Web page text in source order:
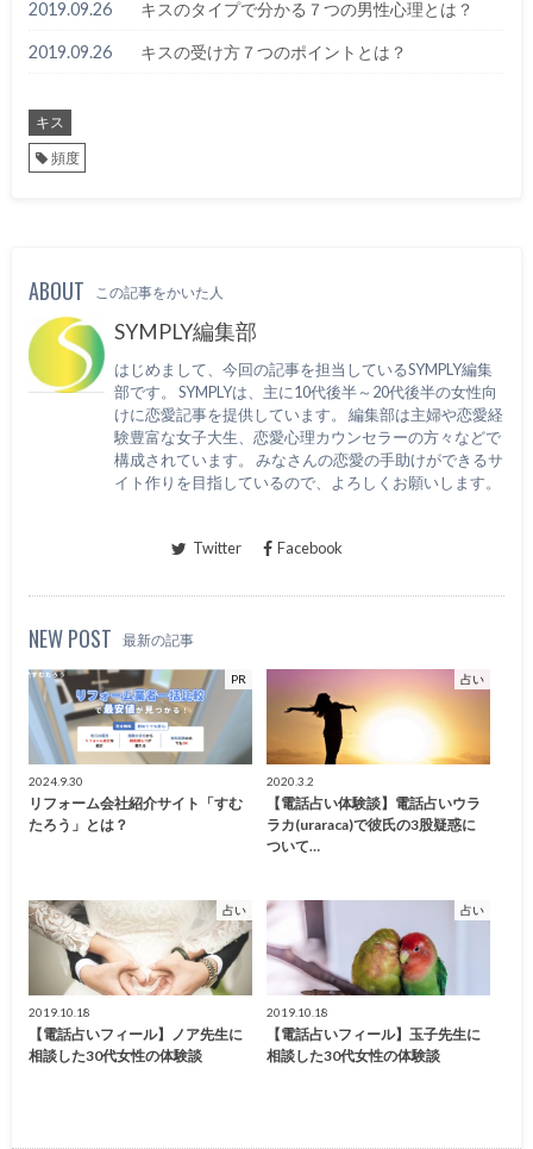
2019.09.26 キスのタイプで分かる７つの男性心理とは？
2019.09.26 キスの受け方７つのポイントとは？
キス
頻度
ABOUT この記事をかいた人
SYMPLY編集部
はじめまして、今回の記事を担当しているSYMPLY編集
部です。 SYMPLYは、主に10代後半～20代後半の女性向
けに恋愛記事を提供しています。 編集部は主婦や恋愛経
験豊富な女子大生、恋愛心理カウンセラーの方々などで
構成されています。 みなさんの恋愛の手助けができるサ
イト作りを目指しているので、よろしくお願いします。
Twitter Facebook
NEW POST 最新の記事
PR
2024.9.30
リフォーム会社紹介サイト「すむ
たろう」とは？
占い
2020.3.2
【電話占い体験談】電話占いウラ
ラカ(uraraca)で彼氏の3股疑惑に
ついて…
占い
2019.10.18
【電話占いフィール】ノア先生に
相談した30代女性の体験談
占い
2019.10.18
【電話占いフィール】玉子先生に
相談した30代女性の体験談